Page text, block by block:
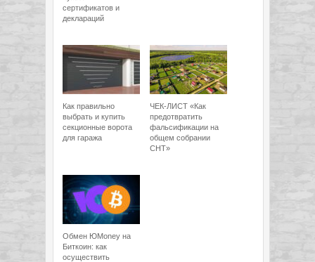
сертификатов и
деклараций
Как правильно
выбрать и купить
секционные ворота
для гаража
ЧЕК-ЛИСТ «Как
предотвратить
фальсификации на
общем собрании
СНТ»
Обмен ЮMoney на
Биткоин: как
осуществить